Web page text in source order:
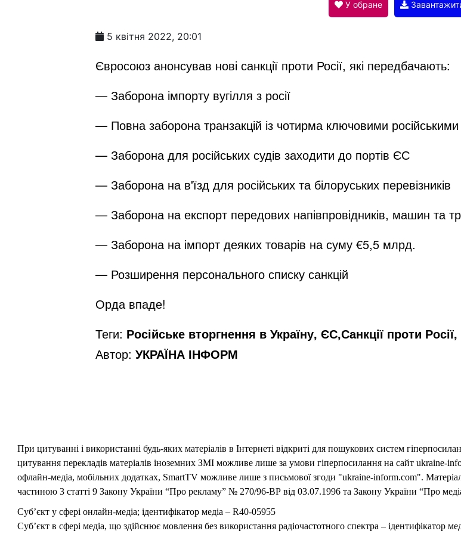
e
У обране
5 квітня 2022, 20:01
Євросоюз анонсував нові санкції проти Росії, які передбачають:
— Заборона імпорту вугілля з росії
— Повна заборона транзакцій із чотирма ключовими
— Заборона для російських судів заходити до портів ЄС
— Заборона на в'їзд для російських та білоруських перевізників
— Заборона на експорт передових напівпровідників, машин та
— Заборона на імпорт деяких товарів на суму €5,5 млрд.
— Розширення персонального списку санкцій
Орда впаде!
Теги: Російське вторгнення в Україну, ЄС,Санкції проти
Автор: УКРАЇНА ІНФОРМ
При цитуванні і використанні будь-яких матеріалів в Інтернеті відкриті для пошукових систем
цитування перекладів матеріалів іноземних ЗМІ можливе лише за умови гіперпосилання на сайт ukraine-
офлайн-медіа, мобільних додатках, SmartTV можливе лише з письмової згоди "ukraine-inform.com".
частиною 3 статті 9 Закону України “Про рекламу” № 270/96-ВР від 03.07.1996 та Закону України “Про
Суб’єкт у сфері онлайн-медіа; ідентифікатор медіа – R40-05955
Суб’єкт в сфері медіа, що здійснює мовлення без використання радіочастотного спектра – ідентифікатор